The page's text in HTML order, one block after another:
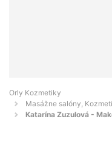
Orly Kozmetiky
Masážne salóny,
Katarína Zuzulová -